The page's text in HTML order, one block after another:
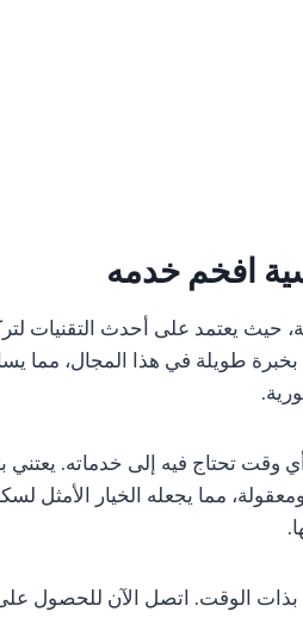
افخم خدمه
حيث يعتمد على أحدث التقنيات
بخبرة طويلة في هذا المجال،
وقت تحتاج فيه إلى خدماته.
مما يجعله الخيار الأمثل
بذات الوقت. اتصل الآن